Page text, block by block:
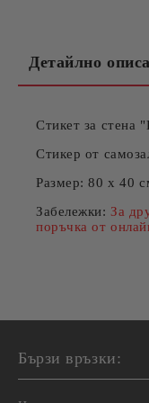
Детайлно
Стикет за стена
Стикер от
Размер: 80 x 40
Забележки:За
поръчка от
Бързи връзки: